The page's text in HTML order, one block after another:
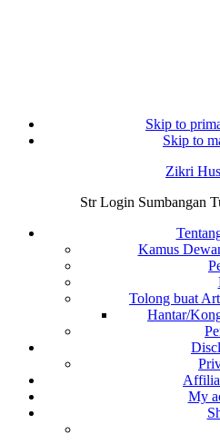
Skip to
Skip to
Zikri
Str Login Sumbangan
Kamus
Tolong buat
Hantar/
My